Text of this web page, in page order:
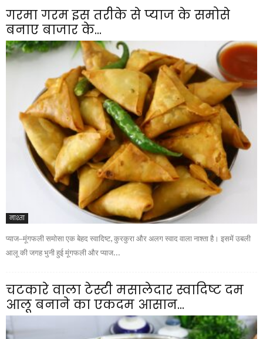
गरमा गरम इस तरीके से प्याज के समोसे
बनाए बाजार के...
नाश्ता
प्याज–मूंगफली समोसा एक बेहद स्वादिष्ट, कुरकुरा और अलग स्वाद वाला नाश्ता है। इसमें उबली
आलू की जगह भुनी हुई मूंगफली और प्याज...
चटकारे वाला टेस्टी मसालेदार स्वादिष्ट दम
आलू बनाने का एकदम आसान...